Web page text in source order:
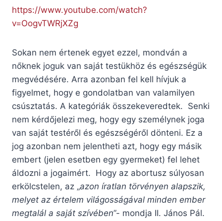
https://www.youtube.com/watch?
v=OogvTWRjXZg
Sokan nem értenek egyet ezzel, mondván a
nőknek joguk van saját testükhöz és egészségük
megvédésére. Arra azonban fel kell hívjuk a
figyelmet, hogy e gondolatban van valamilyen
csúsztatás. A kategóriák összekeveredtek. Senki
nem kérdőjelezi meg, hogy egy személynek joga
van saját testéről és egészségéről dönteni. Ez a
jog azonban nem jelentheti azt, hogy egy másik
embert (jelen esetben egy gyermeket) fel lehet
áldozni a jogaimért. Hogy az abortusz súlyosan
erkölcstelen, az „azon íratlan törvényen alapszik,
melyet az értelem világosságával minden ember
megtalál a saját szívében”- mondja II. János Pál.